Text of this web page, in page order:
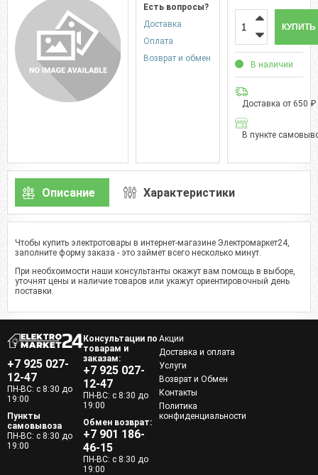
Есть вопросы?
Доставка
Оплата
Возврат и обмен
КУПИТЬ
В наличии
Доставка от 650 ₽
В пункте
Описание Характеристики
Чтобы купить электротовары в интернет-магазине Электромаркет24,
заполните форму заказа - это займет всего несколько минут.
При необхоимости наши консультанты окажут вам помощь в выборе,
уточнят цены и наличие товаров или укажут ориентировочный день
поставки.
+7 925 027-
12-47
ПН-ВС: с 8:30 до
19:00
Пункты
самовывоза
ПН-ВС: с 8:30 до
19:00
Консультации по
товарам и
заказам:
+7 925 027-
12-47
ПН-ВС: с 8:30 до
19:00
Обмен возврат:
+7 901 186-
46-15
ПН-ВС: с 8:30 до
19:00
Акции
Доставка и оплата
Услуги
Возврат и Обмен
Контакты
Политика
конфиденциальности